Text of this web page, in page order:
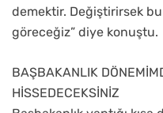
demektir. Değiştirirsek
göreceğiz” diye konuştu.
BAŞBAKANLIK
HİSSEDECEKSİNİZ